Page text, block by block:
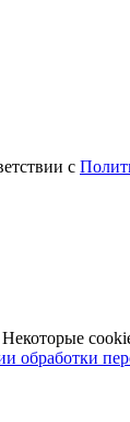
с
обработки